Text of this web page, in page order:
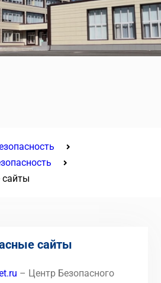
сайты
сайты
– Центр Безопасного